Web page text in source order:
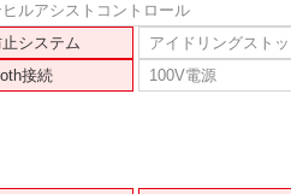
ルアシストコントロール
システム アイドリングスト
接続 100V電源